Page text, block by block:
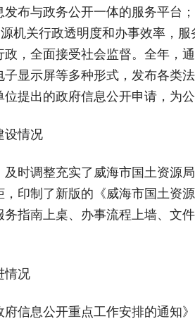
布与政务公开一体的服务平台
机关行政透明度和办事效率，
，全面接受社会监督。全年，
显示屏等多种形式，发布各类
提出的政府信息公开申请，为
情况
调整充实了威海市国土资源
印制了新版的《威海市国土资
指南上桌、办事流程上墙、文
况
息公开重点工作安排的通知